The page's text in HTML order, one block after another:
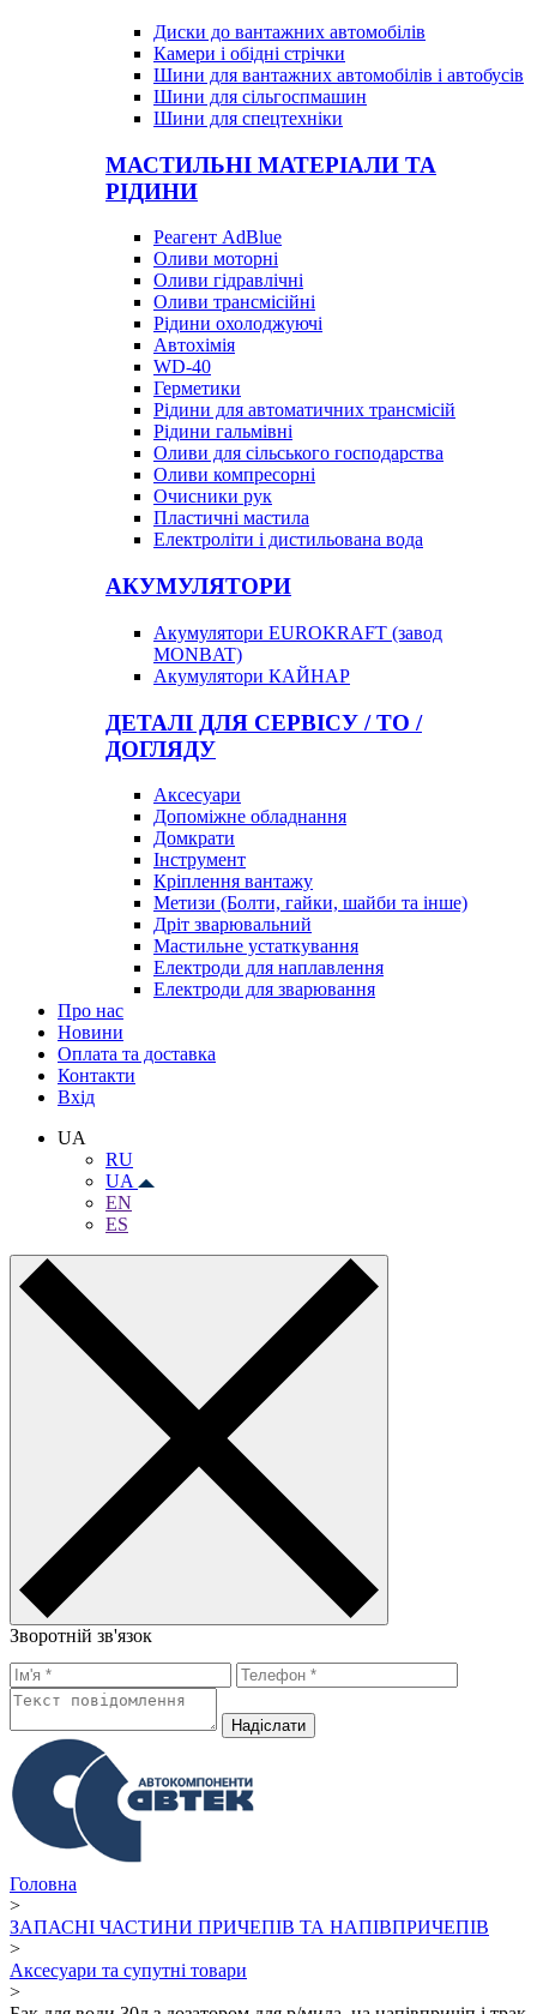
Диски до вантажних автомобілів
Камери і обідні стрічки
Шини для вантажних автомобілів і автобусів
Шини для сільгоспмашин
Шини для спецтехніки
МАСТИЛЬНІ МАТЕРІАЛИ ТА
РІДИНИ
Реагент AdBlue
Оливи моторні
Оливи гідравлічні
Оливи трансмісійні
Рідини охолоджуючі
Автохімія
WD-40
Герметики
Рідини для автоматичних трансмісій
Рідини гальмівні
Оливи для сільського господарства
Оливи компресорні
Очисники рук
Пластичні мастила
Електроліти і дистильована вода
АКУМУЛЯТОРИ
Акумулятори EUROKRAFT (завод
MONBAT)
Акумулятори КАЙНАР
ДЕТАЛІ ДЛЯ СЕРВІСУ / ТО /
ДОГЛЯДУ
Аксесуари
Допоміжне обладнання
Домкрати
Інструмент
Кріплення вантажу
Метизи (Болти, гайки, шайби та інше)
Дріт зварювальний
Мастильне устаткування
Електроди для наплавлення
Електроди для зварювання
Про нас
Новини
Оплата та доставка
Контакти
Вхiд
UA
RU
UA
EN
ES
Зворотній зв'язок
Надiслати
Головна
>
ЗАПАСНІ ЧАСТИНИ ПРИЧЕПІВ ТА НАПІВПРИЧЕПІВ
>
Аксесуари та супутні товари
>